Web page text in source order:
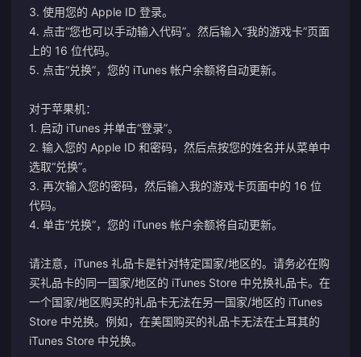
3. 使用您的 Apple ID 登录。
4. 点击“您也可以手动输入代码”。然后输入“我的游戏卡”页面
上的 16 位代码。
5. 点击“兑换”，您的 iTunes 帐户余额将自动更新。
对于苹果机：
1. 启动 iTunes 并单击“登录”。
2. 输入您的 Apple ID 和密码，然后点按您的姓名并从菜单中
选取“兑换”。
3. 再次输入您的密码，然后输入我的游戏卡页面中的 16 位
代码。
4. 单击“兑换”，您的 iTunes 帐户余额将自动更新。
请注意，iTunes 礼品卡是针对特定国家/地区的。请务必在购
买礼品卡的同一国家/地区的 iTunes Store 中兑换礼品卡。在
一个国家/地区购买的礼品卡无法在另一国家/地区的 iTunes
Store 中兑换。例如，在美国购买的礼品卡无法在土耳其的
iTunes Store 中兑换。